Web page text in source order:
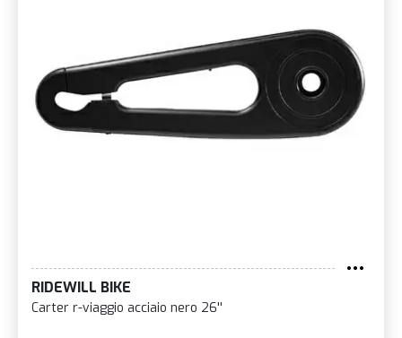
RIDEWILL BIKE
Carter r-viaggio acciaio nero 26''